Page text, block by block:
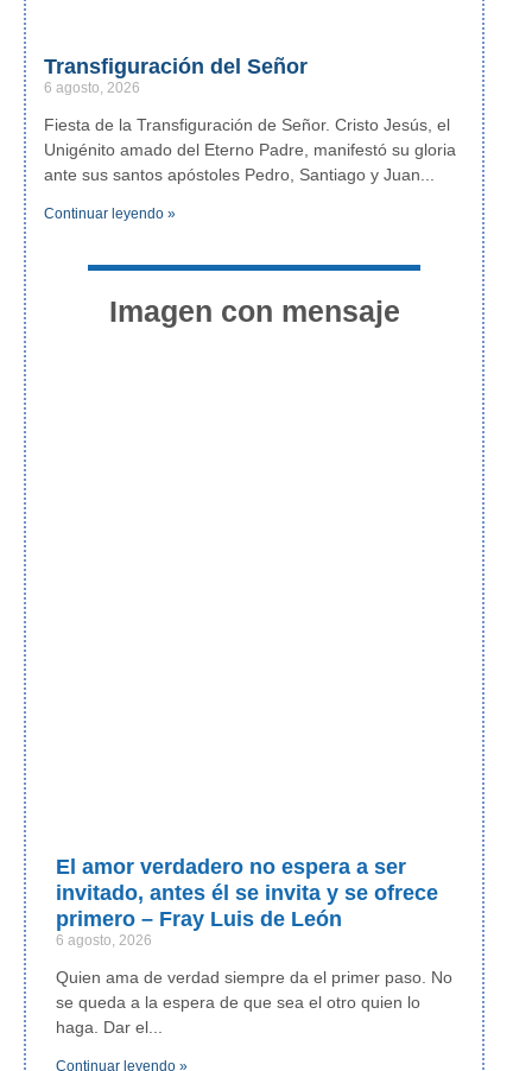
Transfiguración del Señor
6 agosto, 2026
Fiesta de la Transfiguración de Señor. Cristo Jesús, el
Unigénito amado del Eterno Padre, manifestó su gloria
ante sus santos apóstoles Pedro, Santiago y Juan
Continuar leyendo »
Imagen con mensaje
El amor verdadero no espera a ser
invitado, antes él se invita y se ofrece
primero – Fray Luis de León
6 agosto, 2026
Quien ama de verdad siempre da el primer paso. No
se queda a la espera de que sea el otro quien lo
haga. Dar el
Continuar leyendo »